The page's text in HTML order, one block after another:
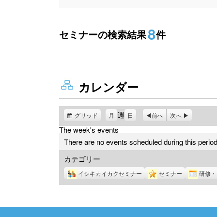
セミナーの検索結果8件
カレンダー
グリッド 月 週 日 前へ 次へ
The week's events
There are no events scheduled during this
カテゴリー
イシキカイカクセミナー セミナー 研修